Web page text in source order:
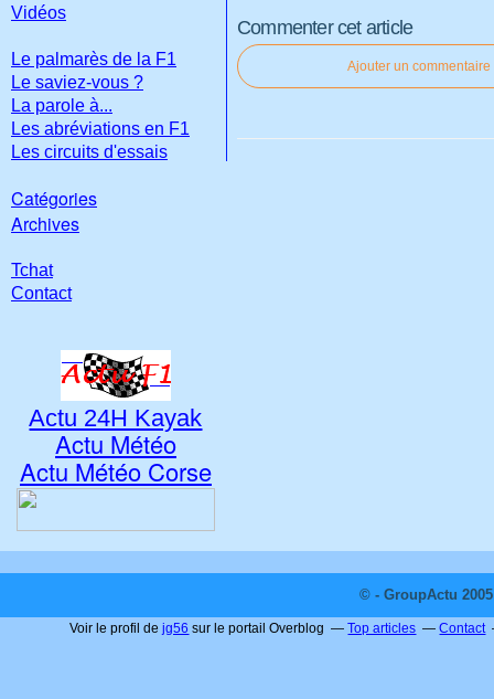
Commenter cet article
Ajouter un commentaire
Vidéos
Le palmarès de la F1
Le saviez-vous ?
La parole à...
Les abréviations en F1
Les circuits d'essais
Catégories
Archives
Tchat
Contact
Actu 24H Kayak
Actu Météo
Actu Météo Corse
© - GroupActu
Voir le profil dejg56 sur le portail Overblog Top articles Contact